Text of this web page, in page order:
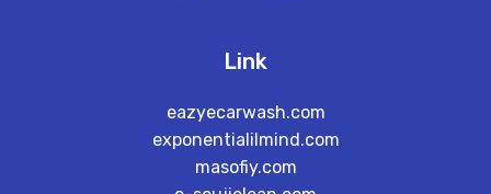
Link
eazyecarwash.com
exponentialilmind.com
masofiy.com